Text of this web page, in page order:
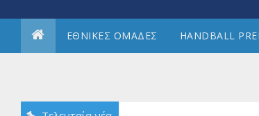
ΕΘΝΙΚΕΣ ΟΜΑΔΕΣ HANDBALL